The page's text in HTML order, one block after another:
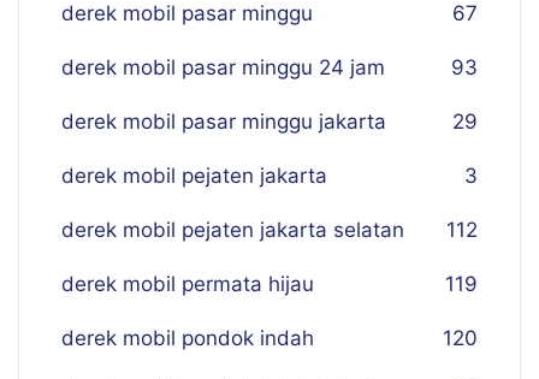
derek mobil pasar minggu 67
derek mobil pasar minggu 24 jam 93
derek mobil pasar minggu jakarta 29
derek mobil pejaten jakarta 3
derek mobil pejaten jakarta selatan 112
derek mobil permata hijau 119
derek mobil pondok indah 120